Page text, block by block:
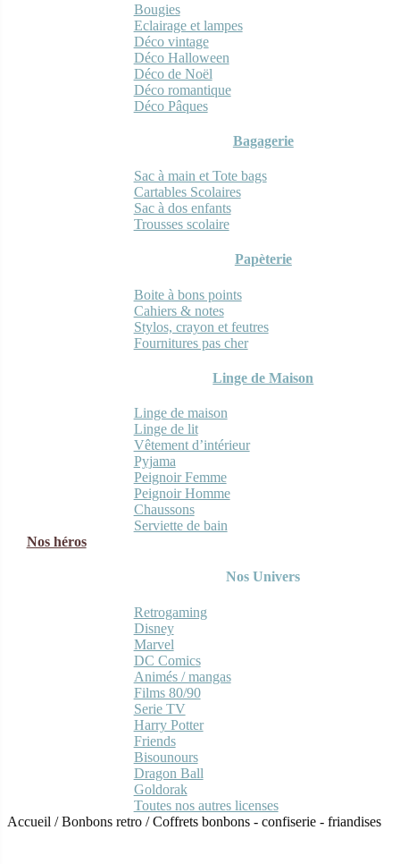
Bougies
Eclairage et lampes
Déco vintage
Déco Halloween
Déco de Noël
Déco romantique
Déco Pâques
Bagagerie
Sac à main et Tote bags
Cartables Scolaires
Sac à dos enfants
Trousses scolaire
Papèterie
Boite à bons points
Cahiers & notes
Stylos, crayon et feutres
Fournitures pas cher
Linge de Maison
Linge de maison
Linge de lit
Vêtement d’intérieur
Pyjama
Peignoir Femme
Peignoir Homme
Chaussons
Serviette de bain
Nos héros
Nos Univers
Retrogaming
Disney
Marvel
DC Comics
Animés / mangas
Films 80/90
Serie TV
Harry Potter
Friends
Bisounours
Dragon Ball
Goldorak
Toutes nos autres licenses
Accueil /Bonbons retro /Coffrets bonbons - confiserie - friandises